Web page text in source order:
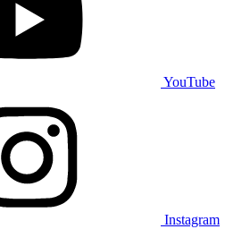
YouTube
Instagram